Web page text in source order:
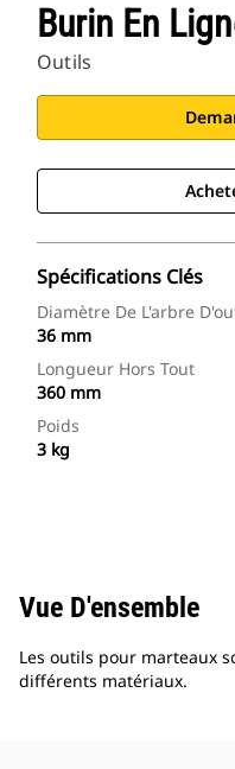
Burin En
Outils
Spécifications Clés
Diamètre De L'arbre
36 mm
Longueur Hors Tout
360 mm
Poids
3 kg
Vue D'ensemble
Les outils pour marteaux
différents matériaux.